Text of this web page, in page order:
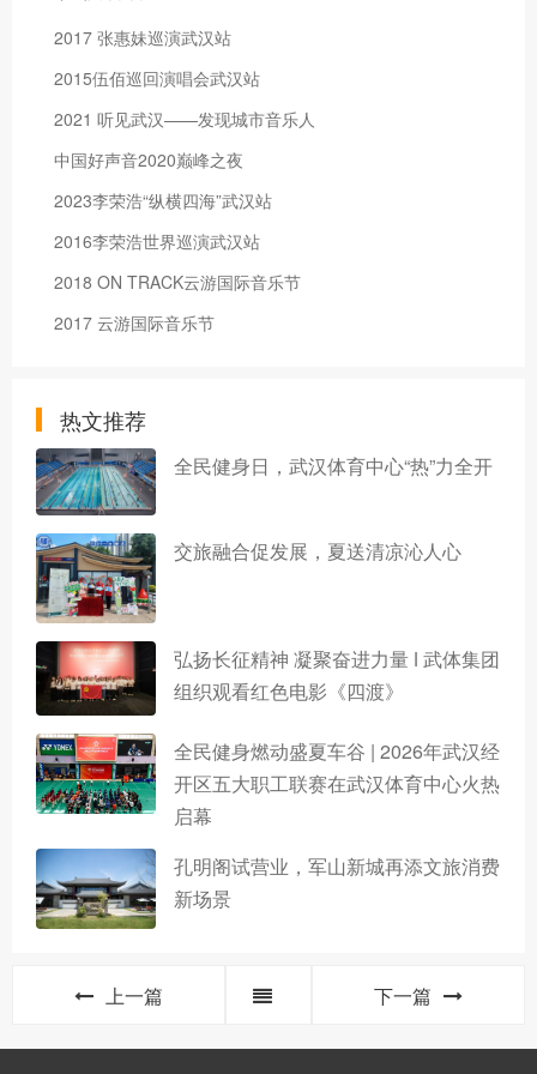
2017 张惠妹巡演武汉站
2015伍佰巡回演唱会武汉站
2021 听见武汉——发现城市音乐人
中国好声音2020巅峰之夜
2023李荣浩“纵横四海”武汉站
2016李荣浩世界巡演武汉站
2018 ON TRACK云游国际音乐节
2017 云游国际音乐节
热文推荐
全民健身日，武汉体育中心“热”力全开
交旅融合促发展，夏送清凉沁人心
弘扬长征精神 凝聚奋进力量 ǀ 武体集团
组织观看红色电影《四渡》
全民健身燃动盛夏车谷 | 2026年武汉经
开区五大职工联赛在武汉体育中心火热
启幕
孔明阁试营业，军山新城再添文旅消费
新场景
上一篇 下一篇